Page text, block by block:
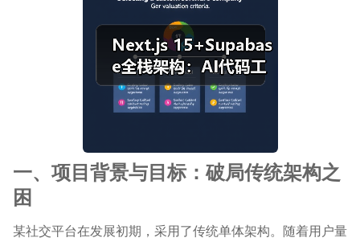
一、项目背景与目标：破局传统架构之
困
某社交平台在发展初期，采用了传统单体架构。随着用户量